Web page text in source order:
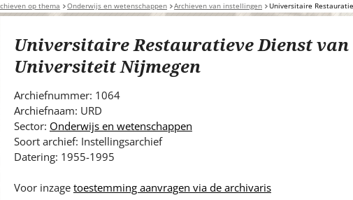
e
i
t
.
.
op thema Onderwijs en wetenschappen Archieven van instellingen Universitaire
Universitaire Restauratieve Dienst
Universiteit Nijmegen
Archiefnummer: 1064
Archiefnaam: URD
Sector: Onderwijs en wetenschappen
Soort archief: Instellingsarchief
Datering: 1955-1995
Voor inzage toestemming aanvragen via de archivaris